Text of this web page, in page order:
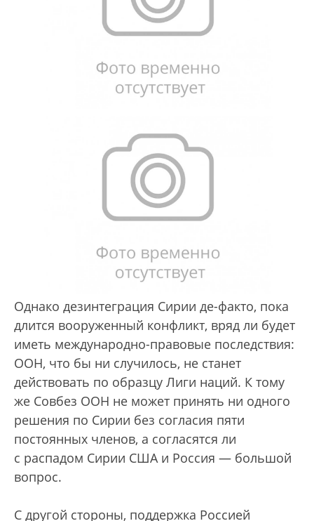
Однако дезинтеграция Сирии де-факто, пока
длится вооруженный конфликт, вряд ли будет
иметь международно-правовые последствия:
ООН, что бы ни случилось, не станет
действовать по образцу Лиги наций. К тому
же Совбез ООН не может принять ни одного
решения по Сирии без согласия пяти
постоянных членов, а согласятся ли
с распадом Сирии США и Россия — большой
вопрос.
С другой стороны, поддержка Россией